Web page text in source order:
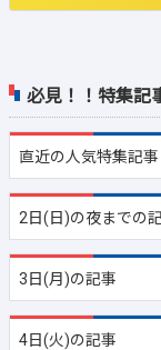
必見！！特集記
直近の人気特集記事
2日(日)の夜までの
3日(月)の記事
4日(火)の記事